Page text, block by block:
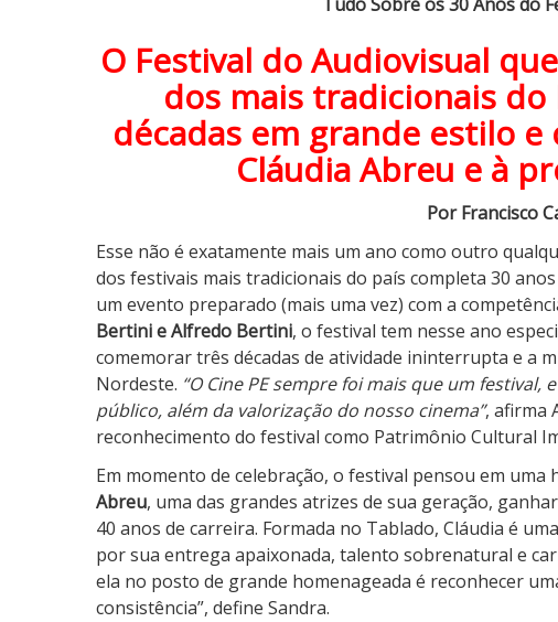
d
v
a
l
C
i
n
e
-
P
E
2
0
2
6
O Festival do Audiovisual
dos mais tradicionais
décadas em grande estilo
Cláudia Abreu e à
Por Francisco
Esse não é exatamente mais um ano como outro
dos festivais mais tradicionais do país completa 30
um evento preparado (mais uma vez) com a
Bertini e Alfredo Bertini, o festival tem nesse ano
comemorar três décadas de atividade ininterrupta e a
Nordeste. “O Cine PE sempre foi mais que um
público, além da valorização do nosso cinema”, afirma
reconhecimento do festival como Patrimônio Cultural
Em momento de celebração, o festival pensou em uma
Abreu, uma das grandes atrizes de sua geração,
40 anos de carreira. Formada no Tablado, Cláudia é
por sua entrega apaixonada, talento sobrenatural e
ela no posto de grande homenageada é reconhecer
consistência”, define Sandra.